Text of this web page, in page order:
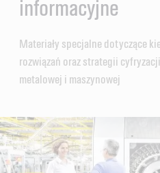
informacyjne
Materiały specjalne dotyczące
rozwiązań oraz strategii
metalowej i maszynowej